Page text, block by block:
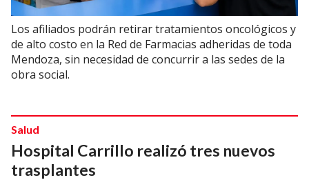
Los afiliados podrán retirar tratamientos oncológicos y
de alto costo en la Red de Farmacias adheridas de toda
Mendoza, sin necesidad de concurrir a las sedes de la
obra social.
Hospital Carrillo realizó tres nuevos
trasplantes
Salud